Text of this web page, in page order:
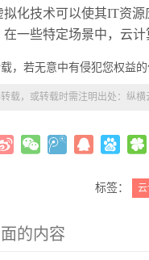
化技术可以使其IT资
一些特定场景中，云
，若无意中有侵犯您权益
载，或转载时需注明出处： 纵横
标签：
的内容